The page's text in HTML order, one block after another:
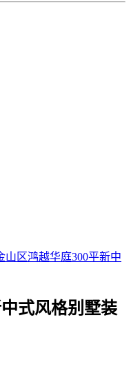
山区鸿越华庭300平新中
式风格别墅装